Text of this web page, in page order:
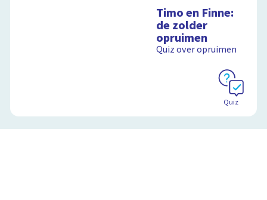
Timo en Finne:
de zolder
opruimen
Quiz over opruimen
Quiz